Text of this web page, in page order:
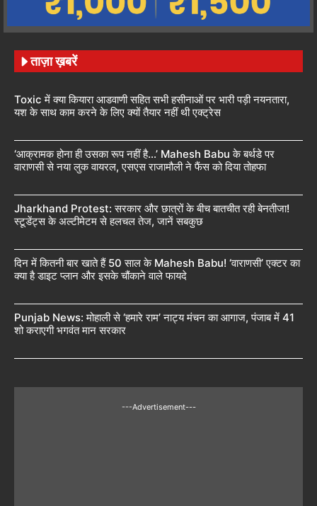
ताज़ा ख़बरें
Toxic में क्या कियारा आडवाणी सहित सभी हसीनाओं पर भारी पड़ी नयनतारा,
यश के साथ काम करने के लिए क्यों तैयार नहीं थी एक्ट्रेस
‘आक्रामक होना ही उसका रूप नहीं है…’ Mahesh Babu के बर्थडे पर
वाराणसी से नया लुक वायरल, एसएस राजामौली ने फैंस को दिया तोहफा
Jharkhand Protest: सरकार और छात्रों के बीच बातचीत रही बेनतीजा!
स्टूडेंट्स के अल्टीमेटम से हलचल तेज, जानें सबकुछ
दिन में कितनी बार खाते हैं 50 साल के Mahesh Babu! ‘वाराणसी’ एक्टर का
क्या है डाइट प्लान और इसके चौंकाने वाले फायदे
Punjab News: मोहाली से ‘हमारे राम’ नाट्य मंचन का आगाज, पंजाब में 41
शो कराएगी भगवंत मान सरकार
---Advertisement---